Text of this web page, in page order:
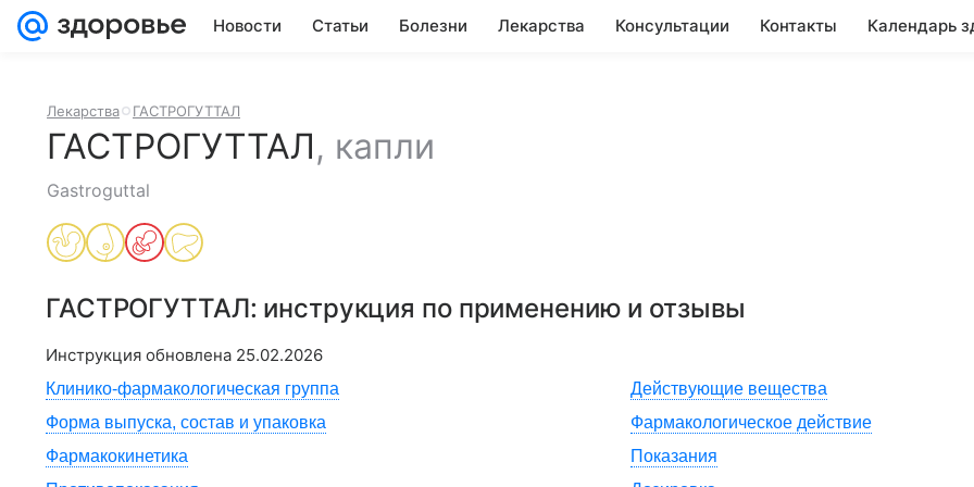
Новости Статьи Болезни Лекарства Консультации Контакты Календарь
Лекарства ГАСТРОГУТТАЛ
ГАСТРОГУТТАЛ, капли
Gastroguttal
ГАСТРОГУТТАЛ: инструкция по применению и отзывы
Инструкция обновлена 25.02.2026
Клинико-фармакологическая группа
Действующие вещества
Форма выпуска, состав и упаковка
Фармакологическое действие
Фармакокинетика
Показания